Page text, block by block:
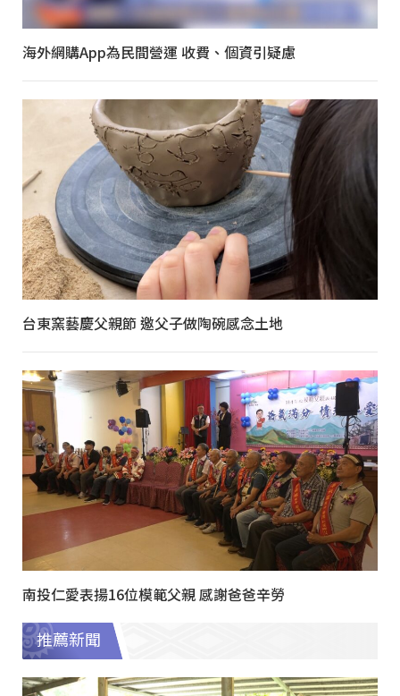
海外網購App為民間營運 收費、個資引疑慮
台東窯藝慶父親節 邀父子做陶碗感念土地
南投仁愛表揚16位模範父親 感謝爸爸辛勞
推薦新聞